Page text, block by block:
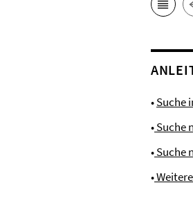
•Suche
•Suche
•Suche
•